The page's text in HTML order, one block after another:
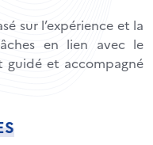
sur l’expérience et la
en lien avec le
guidé et accompagné